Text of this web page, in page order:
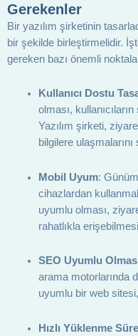
Gerekenler
Bir yazılım şirketinin
bir şekilde birleştirmelidir.
gereken bazı önemli
Kullanıcı Dostu
olması,
Yazılım şirketi,
bilgilere ulaşmalarını
Mobil Uyum:
cihazlardan
uyumlu olması,
rahatlıkla
SEO Uyumlu
arama motorlarında
uyumlu bir web
Hızlı Yüklenme